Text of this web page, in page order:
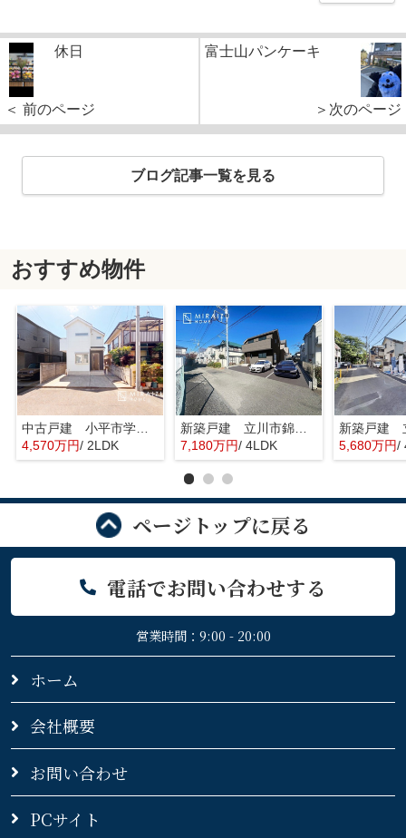
休日
＜ 前のページ
富士山パンケーキ
＞次のページ
ブログ記事一覧を見る
おすすめ物件
中古戸建 小平市学園東町 全1棟
4,570万円/ 2LDK
新築戸建 立川市錦町 全2棟
7,180万円/ 4LDK 5,680万円/
ページトップに戻る
電話でお問い合わせする
営業時間：9:00 - 20:00
ホーム
会社概要
お問い合わせ
PCサイト